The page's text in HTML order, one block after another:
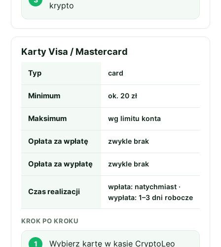
krypto
Karty Visa / Mastercard
Typ card
Minimum ok. 20 zł
Maksimum wg limitu konta
Opłata za wpłatę zwykle brak
Opłata za wypłatę zwykle brak
Czas realizacji
wpłata: natychmiast ·
wypłata: 1–3 dni robocze
KROK PO KROKU
Wybierz kartę w kasie CryptoLeo